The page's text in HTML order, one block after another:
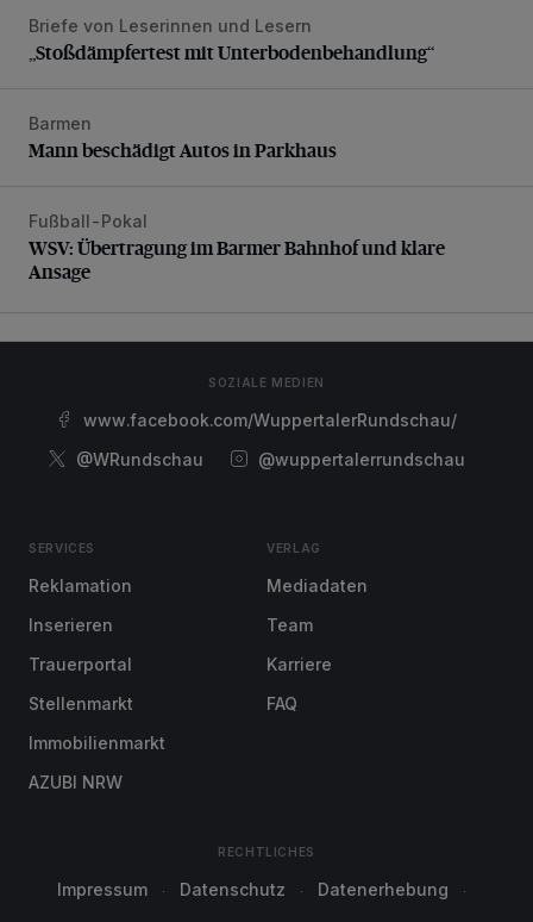
„Stoßdämpfertest mit Unterbodenbehandlung“
Briefe von Leserinnen und Lesern
„Stoßdämpfertest mit Unterbodenbehandlung“
Mann beschädigt Autos in Parkhaus
Barmen
Mann beschädigt Autos in Parkhaus
WSV: Übertragung im Barmer Bahnhof und klare Ansage
Fußball-Pokal
WSV: Übertragung im Barmer Bahnhof und klare
Ansage
SOZIALE MEDIEN
www.facebook.com/WuppertalerRundschau/
@WRundschau
@wuppertalerrundschau
SERVICES
Reklamation
Inserieren
Trauerportal
Stellenmarkt
Immobilienmarkt
AZUBI NRW
VERLAG
Mediadaten
Team
Karriere
FAQ
RECHTLICHES
Impressum Datenschutz
Datenerhebung